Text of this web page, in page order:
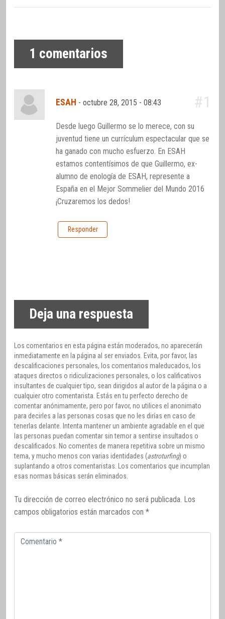
1 comentarios
ESAH -octubre 28, 2015 - 08:43 #1
Desde luego Guillermo se lo merece, con su
juventud tiene un currículum espectacular que se
ha ganado con mucho esfuerzo. En ESAH
estamos contentísimos de que Guillermo, ex-
alumno de enología de ESAH, represente a
España en el Mejor Sommelier del Mundo 2016
¡Cruzaremos los dedos!
Responder
Deja una respuesta
Los comentarios en esta página están moderados, no aparecerán
inmediatamente en la página al ser enviados. Evita, por favor, las
descalificaciones personales, los comentarios maleducados, los
ataques directos o ridiculizaciones personales, o los calificativos
insultantes de cualquier tipo, sean dirigidos al autor de la página o a
cualquier otro comentarista. Estás en tu perfecto derecho de
comentar anónimamente, pero por favor, no utilices el anonimato
para decirles a las personas cosas que no les dirías en caso de
tenerlas delante. Intenta mantener un ambiente agradable en el que
las personas puedan comentar sin temor a sentirse insultados o
descalificados. No comentes de manera repetitiva sobre un mismo
tema, y mucho menos con varias identidades (astroturfing) o
suplantando a otros comentaristas. Los comentarios que incumplan
esas normas básicas serán eliminados.
Tu dirección de correo electrónico no será publicada. Los
campos obligatorios están marcados con *
Comentario